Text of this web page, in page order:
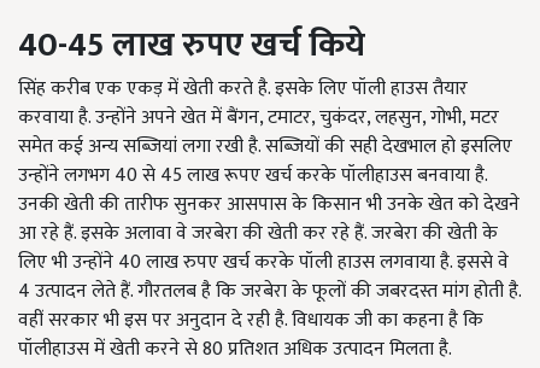
40-45 लाख रुपए खर्च किये
सिंह करीब एक एकड़ में खेती करते है. इसके लिए पॉली हाउस तैयार
करवाया है. उन्होंने अपने खेत में बैंगन, टमाटर, चुकंदर, लहसुन, गोभी, मटर
समेत कई अन्य सब्जियां लगा रखी है. सब्जियों की सही देखभाल हो इसलिए
उन्होंने लगभग 40 से 45 लाख रूपए खर्च करके पॉलीहाउस बनवाया है.
उनकी खेती की तारीफ सुनकर आसपास के किसान भी उनके खेत को देखने
आ रहे हैं. इसके अलावा वे जरबेरा की खेती कर रहे हैं. जरबेरा की खेती के
लिए भी उन्होंने 40 लाख रुपए खर्च करके पॉली हाउस लगवाया है. इससे वे
4 उत्पादन लेते हैं. गौरतलब है कि जरबेरा के फूलों की जबरदस्त मांग होती है.
वहीं सरकार भी इस पर अनुदान दे रही है. विधायक जी का कहना है कि
पॉलीहाउस में खेती करने से 80 प्रतिशत अधिक उत्पादन मिलता है.